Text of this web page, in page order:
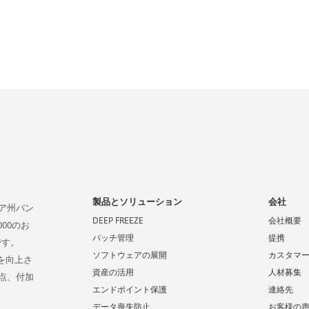
州バン
のお
。
向上さ
、付加
製品とソリューション
DEEP FREEZE
パッチ管理
ソフトウェアの展開
資産の活用
エンドポイント保護
データ喪失防止
会社
会社概要
提携
カスタマ
人材募集
連絡先
お客様の